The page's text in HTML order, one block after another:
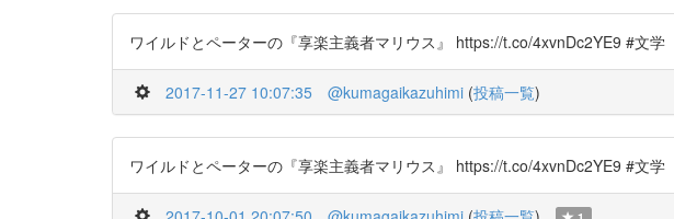
ワイルドとペーターの『享楽主義者マリウス』 https://t.co/4xvnDc2YE9 #文学
2017-11-27 10:07:35 @kumagaikazuhimi (投稿一覧)
ワイルドとペーターの『享楽主義者マリウス』 https://t.co/4xvnDc2YE9 #文学